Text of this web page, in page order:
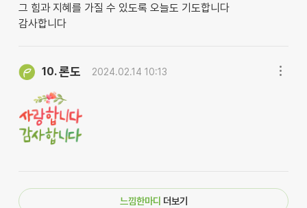
그 힘과 지혜를 가질 수 있도록 오늘도 기도합니다
감사합니다
10.론도 2024.02.14 10:13
느낌한마디 더보기